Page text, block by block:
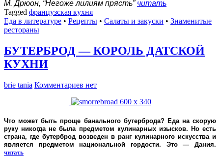
М. Дрюон, “Негоже лилиям прясть” читать
Tagged французская кухня
Еда в литературе • Рецепты • Салаты и закуски • Знаменитые
рестораны
БУТЕРБРОД — КОРОЛЬ ДАТСКОЙ
КУХНИ
brie tania Комментариев нет
Что может быть проще банального бутерброда? Еда на скорую
руку никогда не была предметом кулинарных изысков. Но есть
страна, где бутерброд возведен в ранг кулинарного искусства и
является предметом национальной гордости. Это — Дания.
читать